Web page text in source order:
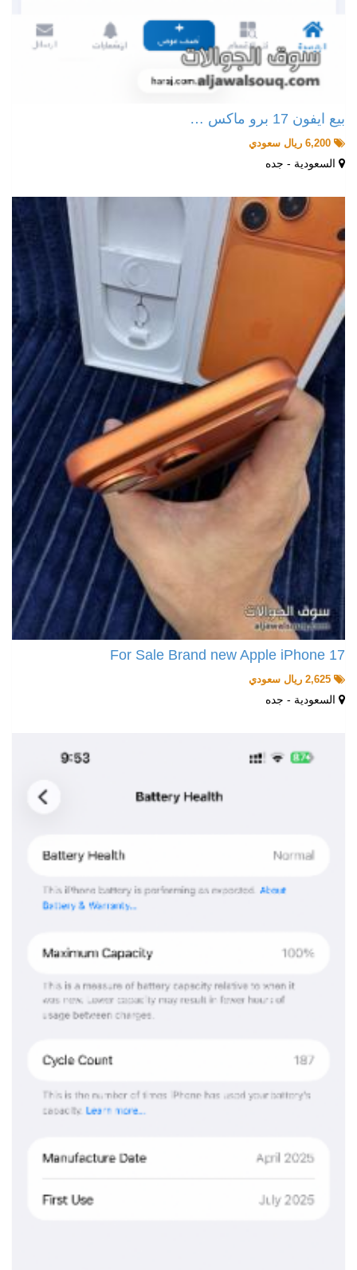
بيع ايفون 17 برو ماكس …
السعودية - جده
For Sale Brand new Apple iPhone 17
السعودية - جده